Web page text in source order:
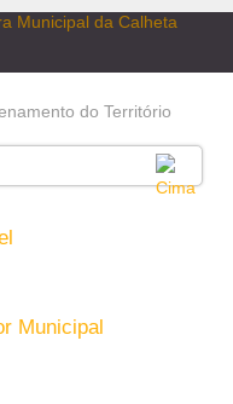
do Território
Municipal